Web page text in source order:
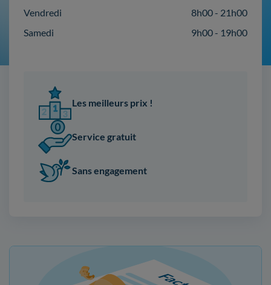
Vendredi
8h00 - 21h00
Samedi
9h00 - 19h00
Les meilleurs prix !
Service gratuit
Sans engagement